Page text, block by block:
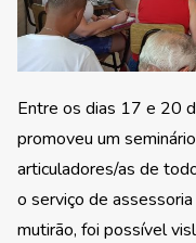
Entre os dias 17 e 20
promoveu um
articuladores/as de
o serviço de
mutirão, foi possível